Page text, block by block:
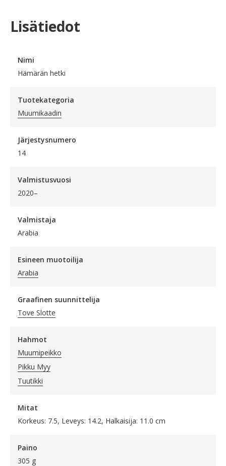
Lisätiedot
Nimi
Hämärän hetki
Tuotekategoria
Muumikaadin
Järjestysnumero
14
Valmistusvuosi
2020–
Valmistaja
Arabia
Esineen muotoilija
Arabia
Graafinen suunnittelija
Tove Slotte
Hahmot
Muumipeikko
Pikku Myy
Tuutikki
Mitat
Korkeus: 7.5, Leveys: 14.2, Halkaisija: 11.0 cm
Paino
305 g